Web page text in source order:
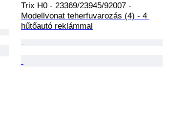
Trix H0 - 23369/23945/92007 -
Modellvonat teherfuvarozás (4) - 4
hűtőautó reklámmal